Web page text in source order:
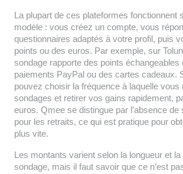
La plupart de ces plateformes fonctionnent
modèle : vous créez un compte, vous
questionnaires adaptés à votre profil, puis
points ou des euros. Par exemple, sur
sondage rapporte des points échangeables
paiements PayPal ou des cartes cadeaux.
pouvez choisir la fréquence à laquelle vous
sondages et retirer vos gains rapidement,
euros. Qmee se distingue par l’absence de
pour les retraits, ce qui est pratique pour
plus vite.
Les montants varient selon la longueur et la
sondage, mais il faut savoir que ce n’est